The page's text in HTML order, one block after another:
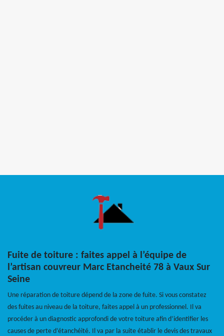
Fuite de toiture : faites appel à l’équipe de
l’artisan couvreur Marc Etancheité 78 à Vaux Sur
Seine
Une réparation de toiture dépend de la zone de fuite. Si vous constatez
des fuites au niveau de la toiture, faites appel à un professionnel. Il va
procéder à un diagnostic approfondi de votre toiture afin d’identifier les
causes de perte d’étanchéité. Il va par la suite établir le devis des travaux